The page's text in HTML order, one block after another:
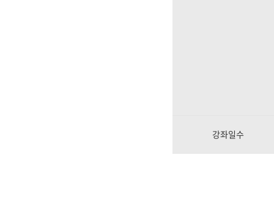
강좌일수